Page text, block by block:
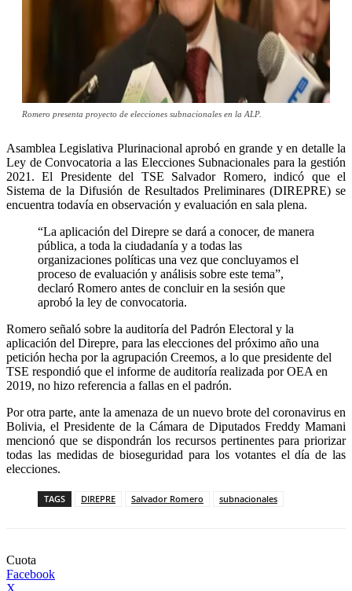
Romero presenta proyecto de elecciones subnacionales en la ALP.
Asamblea Legislativa Plurinacional aprobó en grande y en detalle la
Ley de Convocatoria a las Elecciones Subnacionales para la gestión
2021. El Presidente del TSE Salvador Romero, indicó que el
Sistema de la Difusión de Resultados Preliminares (DIREPRE) se
encuentra todavía en observación y evaluación en sala plena.
“La aplicación del Direpre se dará a conocer, de manera
pública, a toda la ciudadanía y a todas las
organizaciones políticas una vez que concluyamos el
proceso de evaluación y análisis sobre este tema”,
declaró Romero antes de concluir en la sesión que
aprobó la ley de convocatoria.
Romero señaló sobre la auditoría del Padrón Electoral y la
aplicación del Direpre, para las elecciones del próximo año una
petición hecha por la agrupación Creemos, a lo que presidente del
TSE respondió que el informe de auditoría realizada por OEA en
2019, no hizo referencia a fallas en el padrón.
Por otra parte, ante la amenaza de un nuevo brote del coronavirus en
Bolivia, el Presidente de la Cámara de Diputados Freddy Mamani
mencionó que se dispondrán los recursos pertinentes para priorizar
todas las medidas de bioseguridad para los votantes el día de las
elecciones.
TAGS DIREPRE Salvador Romero subnacionales
Cuota
Facebook
X